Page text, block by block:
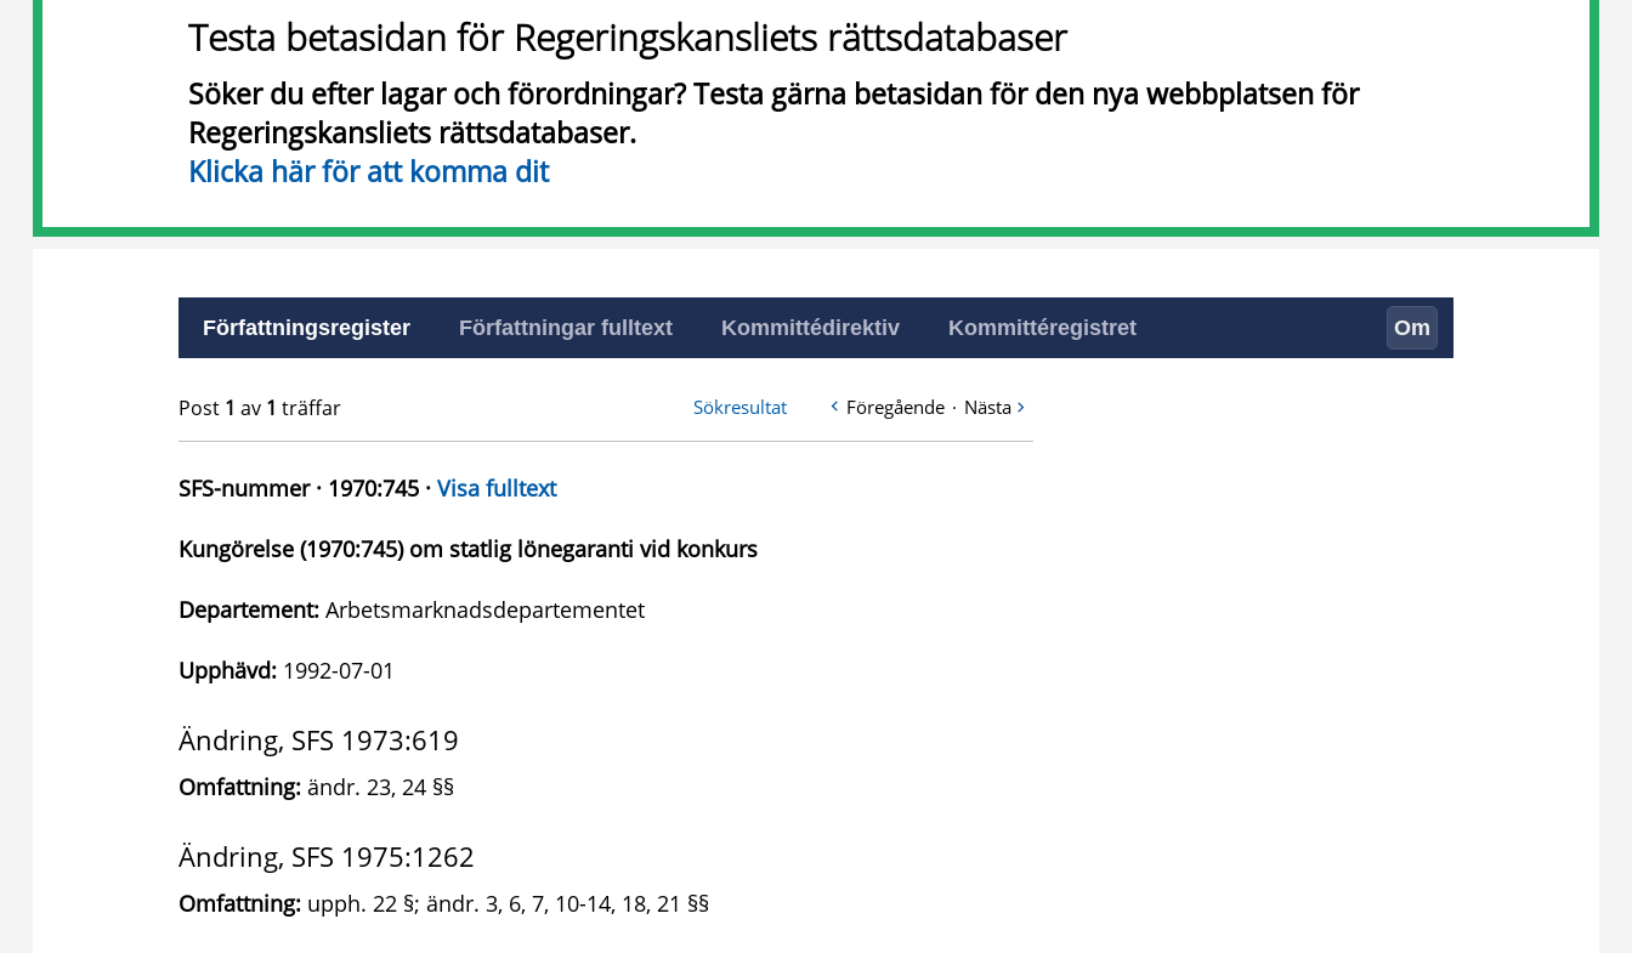
Testa betasidan för Regeringskansliets rättsdatabaser
Söker du efter lagar och förordningar? Testa gärna betasidan för den nya webbplatsen för
Regeringskansliets rättsdatabaser.
Klicka här för att komma dit
Författningsregister Författningar fulltext Kommittédirektiv Kommittéregistret Om
Post 1 av 1 träffar Sökresultat Föregående · Nästa
SFS-nummer · 1970:745 · Visa fulltext
Kungörelse (1970:745) om statlig lönegaranti vid konkurs
Departement: Arbetsmarknadsdepartementet
Upphävd: 1992-07-01
Ändring, SFS 1973:619
Omfattning: ändr. 23, 24 §§
Ändring, SFS 1975:1262
Omfattning: upph. 22 §; ändr. 3, 6, 7, 10-14, 18, 21 §§